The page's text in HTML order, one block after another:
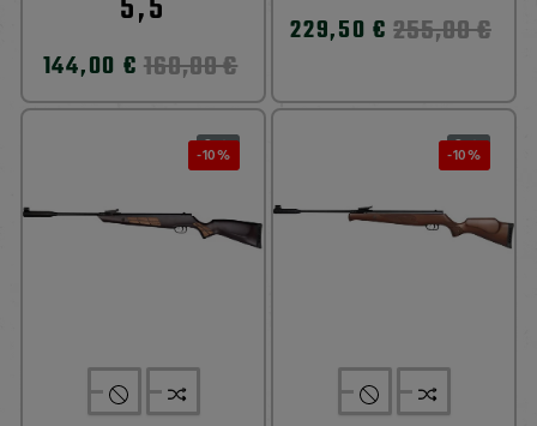
144,00 € 160,00 €
229,50 € 255,00 €
-10%
0  -10%
0 